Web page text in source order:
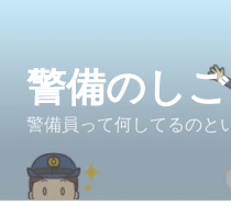
警備のし
警備員って何してるのと